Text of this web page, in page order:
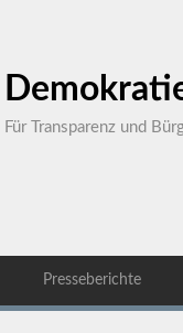
Für Transparenz und
Presseberichte